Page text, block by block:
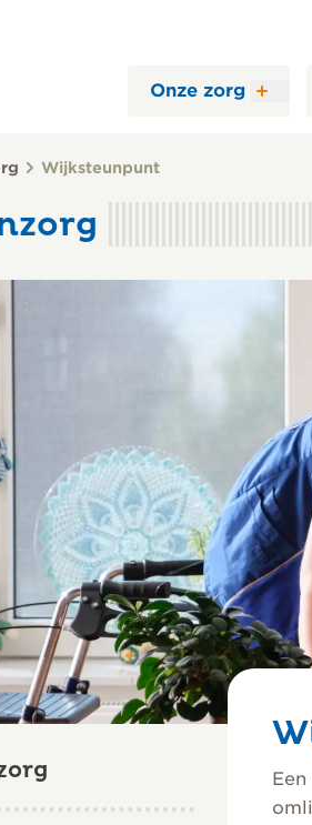
Onze zorg
Wijksteunpunt